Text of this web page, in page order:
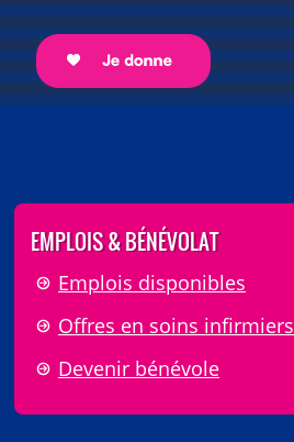
EMPLOIS & BÉNÉVOLAT
Emplois disponibles
Offres en soins infirmiers
Devenir bénévole